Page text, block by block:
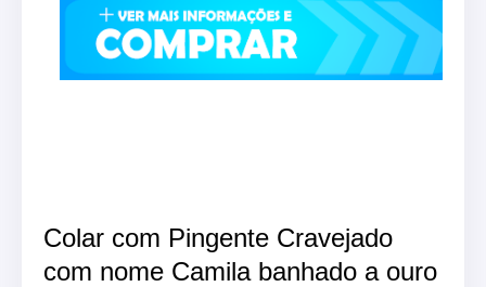
Colar com Pingente Cravejado
com nome Camila banhado a ouro